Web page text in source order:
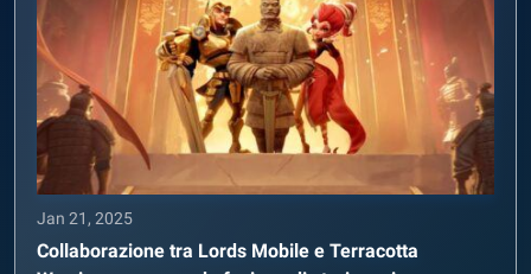
Jan 21, 2025
Collaborazione tra Lords Mobile e Terracotta